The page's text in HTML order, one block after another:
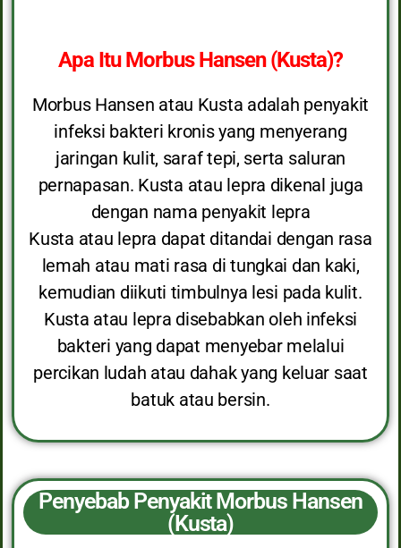
Apa Itu Morbus Hansen (Kusta)?
Morbus Hansen atau Kusta adalah penyakit
infeksi bakteri kronis yang menyerang
jaringan kulit, saraf tepi, serta saluran
pernapasan. Kusta atau lepra dikenal juga
dengan nama penyakit lepra
Kusta atau lepra dapat ditandai dengan rasa
lemah atau mati rasa di tungkai dan kaki,
kemudian diikuti timbulnya lesi pada kulit.
Kusta atau lepra disebabkan oleh infeksi
bakteri yang dapat menyebar melalui
percikan ludah atau dahak yang keluar saat
batuk atau bersin.
Penyebab Penyakit Morbus Hansen
(Kusta)